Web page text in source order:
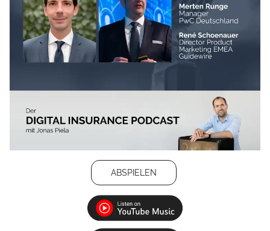
ABSPIELEN